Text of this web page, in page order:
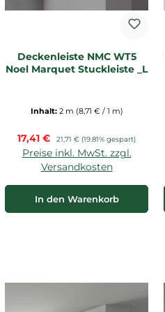
Deckenleiste NMC WT5
Noel Marquet Stuckleiste _L
Inhalt: 2 m (8,71 € / 1 m)
Verkaufspreis:
17,41 € Regulärer Preis:
21,71 € (19.81% gespart)
Preise inkl. MwSt. zzgl.
Versandkosten
In den Warenkorb